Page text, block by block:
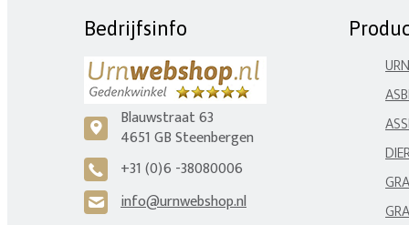
Bedrijfsinfo
c
Blauwstraat 63
4651 GB Steenbergen
A +31 (0)6 -38080006
H info@urnwebshop.nl